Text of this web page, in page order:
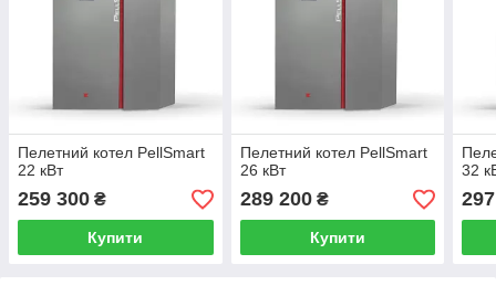
Пелетний котел PellSmart
22 кВт
259 300 ₴
Купити
Пелетний котел PellSmart
26 кВт
289 200₴
Купити
32